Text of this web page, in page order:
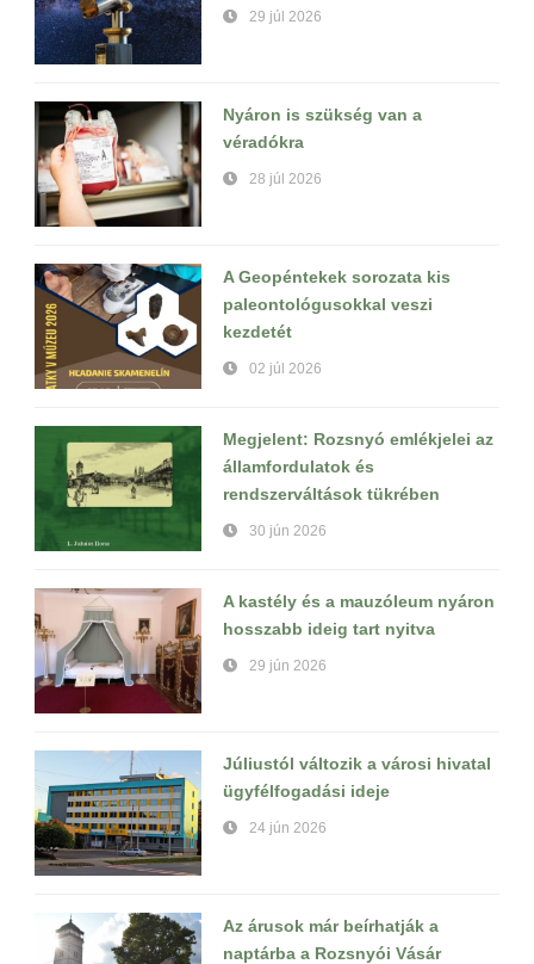
29 júl 2026
Nyáron is szükség van a
véradókra
28 júl 2026
A Geopéntekek sorozata kis
paleontológusokkal veszi
kezdetét
02 júl 2026
Megjelent: Rozsnyó emlékjelei az
államfordulatok és
rendszerváltások tükrében
30 jún 2026
A kastély és a mauzóleum nyáron
hosszabb ideig tart nyitva
29 jún 2026
Júliustól változik a városi hivatal
ügyfélfogadási ideje
24 jún 2026
Az árusok már beírhatják a
naptárba a Rozsnyói Vásár